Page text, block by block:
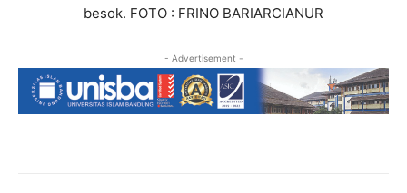
besok. FOTO : FRINO BARIARCIANUR
- Advertisement -